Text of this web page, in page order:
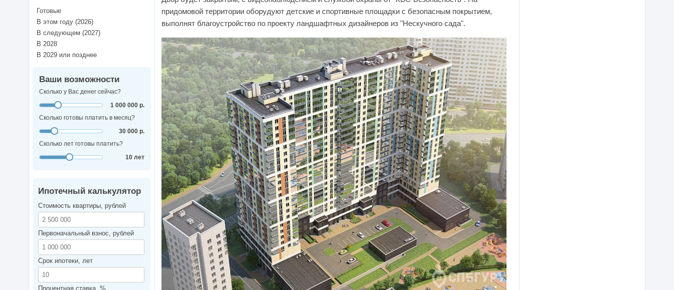
придомовой территории оборудуют детские и спортивные площадки с безопасным покрытием,
выполнят благоустройство по проекту ландшафтных дизайнеров из "Нескучного сада".
Готовые
В этом году (2026)
В следующем (2027)
В 2028
В 2029 или позднее
Ваши возможности
Сколько у Вас денег сейчас?
1 000 000 р.
Сколько готовы платить в месяц?
30 000 р.
Сколько лет готовы платить?
10 лет
Ипотечный калькулятор
Стоимость квартиры, рублей
Первоначальный взнос, рублей
Срок ипотеки, лет
Процентная ставка, %